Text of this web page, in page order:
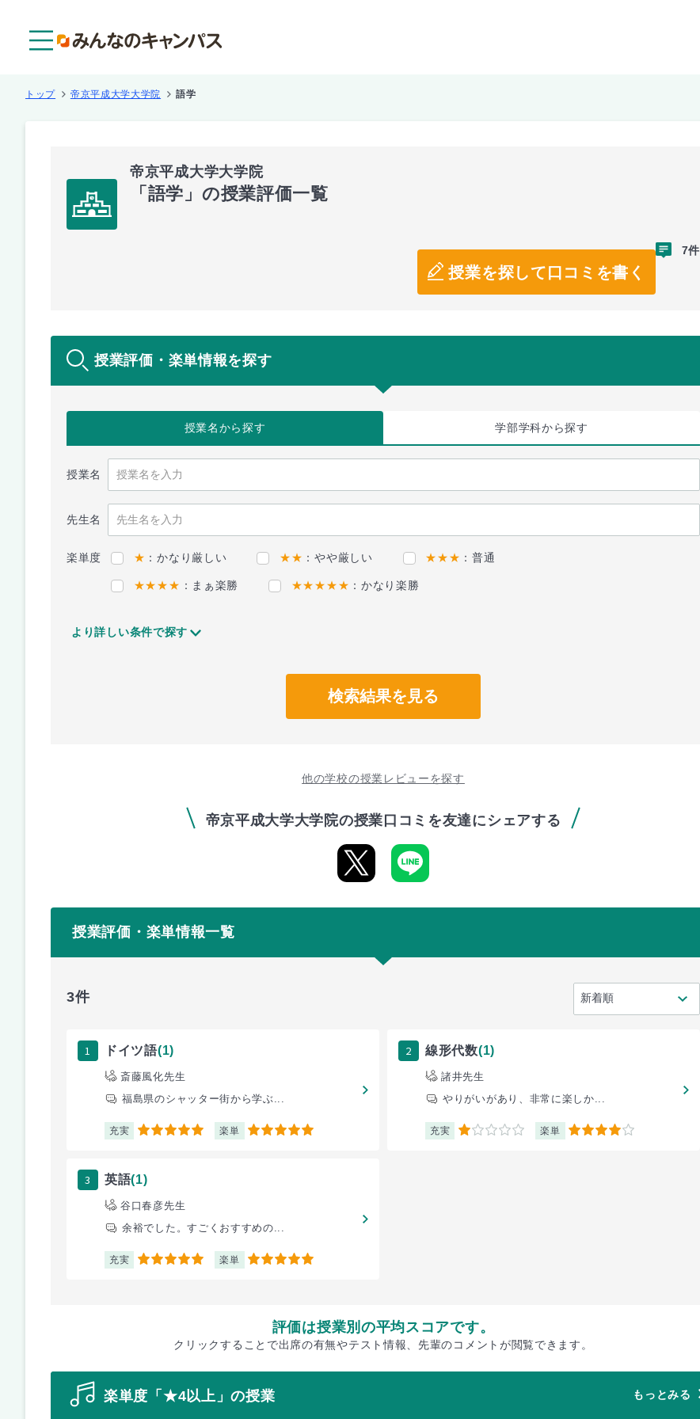
トップ 帝京平成大学大学院 語学
帝京平成大学大学院
「語学」の授業評価一覧
授業を探して口コミを書く
7件
授業評価・楽単情報を探す
授業名から探す 学部学科から探す
授業名
先生名
楽単度 ★ ：かなり厳しい ★★ ：やや厳しい ★★★ ：普通
★★★★ ：まぁ楽勝 ★★★★★ ：かなり楽勝
より詳しい条件で探す
検索結果を見る
他の学校の授業レビューを探す
帝京平成大学大学院の授業口コミを友達にシェアする
授業評価・楽単情報一覧
3件
1 ドイツ語(1)
斎藤風化先生
福島県のシャッター街から学ぶ...
充実 5 楽単 5
2 線形代数(1)
諸井先生
やりがいがあり、非常に楽しか...
充実 1 楽単 4
3 英語(1)
谷口春彦先生
余裕でした。すごくおすすめの...
充実 5 楽単 5
評価は授業別の平均スコアです。
クリックすることで出席の有無やテスト情報、先輩のコメントが閲覧できます。
楽単度「★4以上」の授業 もっとみる